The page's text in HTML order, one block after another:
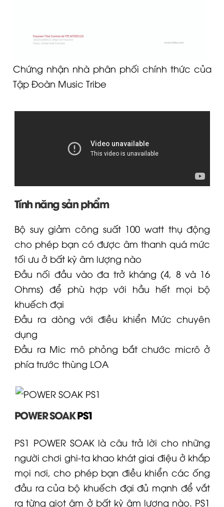
Chứng nhận nhà phân phối chính thức của
Tập Đoàn Music Tribe
Tính năng sản phẩm
Bộ suy giảm công suất 100 watt thụ động
cho phép bạn có được âm thanh quá mức
tối ưu ở bất kỳ âm lượng nào
Đầu nối đầu vào đa trở kháng (4, 8 và 16
Ohms) để phù hợp với hầu hết mọi bộ
khuếch đại
Đầu ra dòng với điều khiển Mức chuyên
dụng
Đầu ra Mic mô phỏng bắt chước micrô ở
phía trước thùng LOA
POWER SOAKPS1
PS1 POWER SOAK là câu trả lời cho những
người chơi ghi-ta khao khát giai điệu ở khắp
mọi nơi, cho phép bạn điều khiển các ống
đầu ra của bộ khuếch đại đủ mạnh để vắt
ra từng giọt âm ở bất kỳ âm lượng nào. PS1